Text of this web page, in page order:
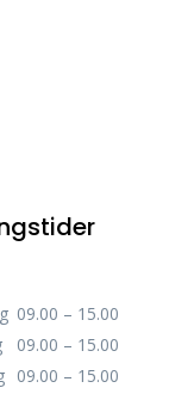
09.00 – 15.00
09.00 – 15.00
09.00 – 15.00